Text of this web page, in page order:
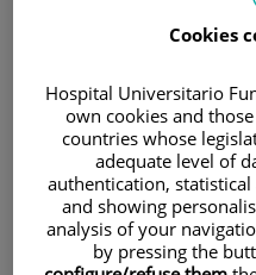
content
Cookies
Hospital Universitario
own cookies and
countries whose
adequate level of
authentication,
and showing
analysis of your
by pressing the